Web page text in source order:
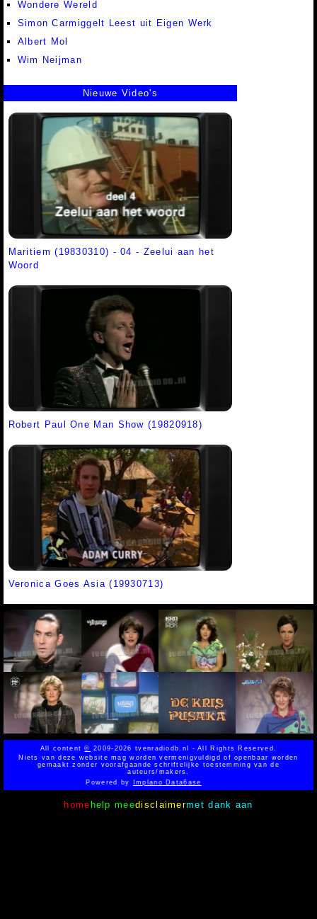
Wondere Wereld
Simon Carmiggelt Leest uit Eigen Werk
Albert Mol
Wim Neijman
Nieuwe Video's
Maritiem (19830310) - 04 - Zeelui aan het
Woord
Robert Paul One Man Show (19820918)
Veronica Goes Asia (19930713)
All content© 2009-2026 tvenradiodb.nl - All Rights Reserved.
Niets van deze website mag worden vermenigvuldigd of openbaar worden
gemaakt zonder voorafgaande schriftelijke toestemming van de
auteurs/makers.
Powered by
Implano Data6ase
homehelp meedisclaimermet dank aan